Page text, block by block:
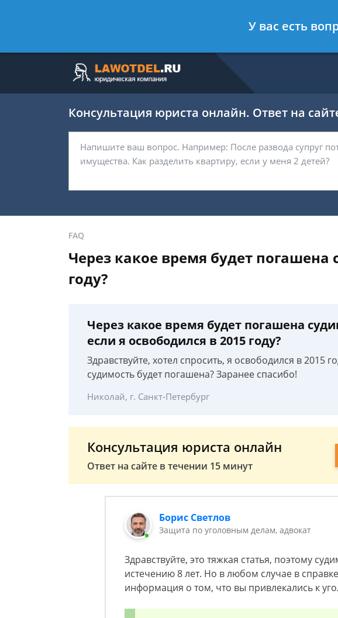
7 812 467-37-69
Консультация юриста онлайн. Ответ на
FAQ
Через какое время будет погашена
году?
Через какое время будет погашена
если я освободился в 2015 году?
Здравствуйте, хотел спросить, я освободился в 2015
судимость будет погашена? Заранее спасибо!
Николай, г. Санкт-Петербург
Консультация юриста онлайн
Ответ на сайте в течении 15 минут
Борис Светлов
Защита по уголовным делам, адвокат
Здравствуйте, это тяжкая статья, поэтому
истечению 8 лет. Но в любом случае в
информация о том, что вы привлекались к
У вас есть